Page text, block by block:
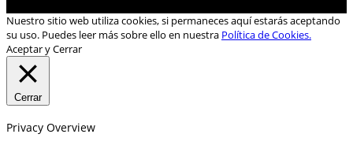
Nuestro sitio web utiliza cookies, si permaneces aquí estarás aceptando
su uso. Puedes leer más sobre ello en nuestra Política de Cookies.
Aceptar y Cerrar
Cerrar
Privacy Overview